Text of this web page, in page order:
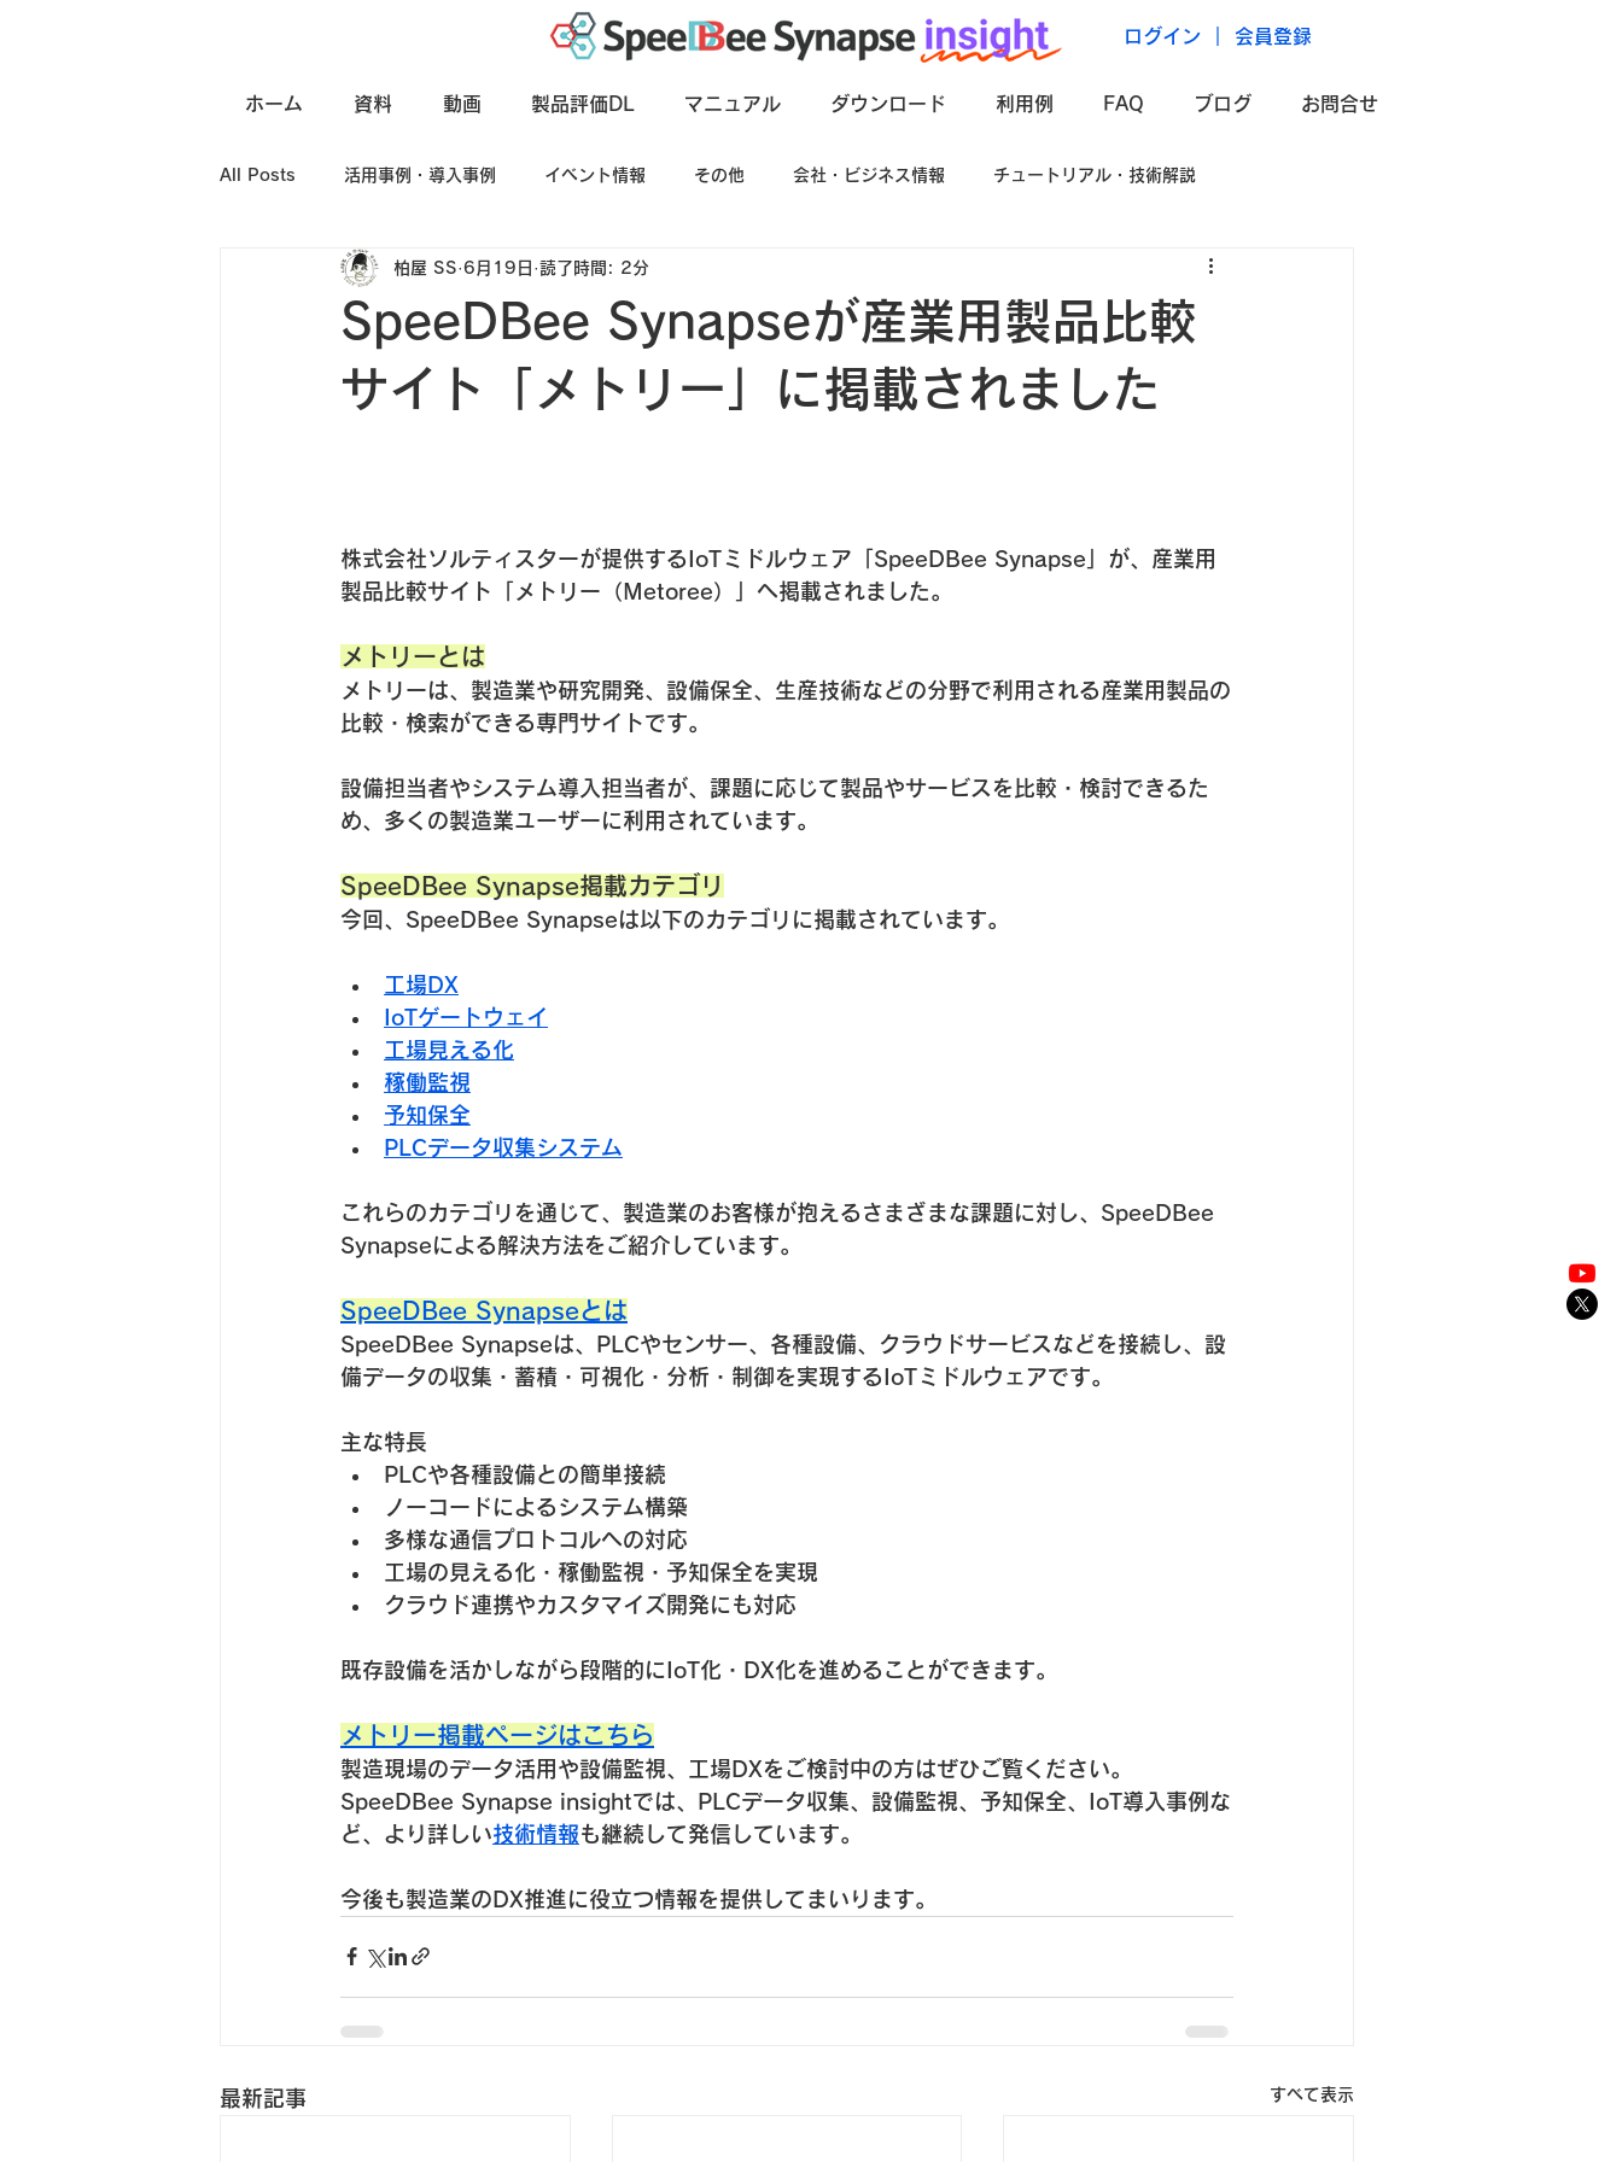
ログイン ｜ 会員登録
All Posts 活用事例・導入事例 イベント情報 その他 会社・ビジネス情報 チュートリアル・技術解説
バージョンアップ情報 リリース情報
SpeeDBee Synapseが産業用製品比較
サイト「メトリー」に掲載されました
柏屋 SS 6月19日 読了時間: 2分
株式会社ソルティスターが提供するIoTミドルウェア「SpeeDBee Synapse」が、産業用
製品比較サイト「メトリー（Metoree）」へ掲載されました。
メトリーとは
メトリーは、製造業や研究開発、設備保全、生産技術などの分野で利用される産業用製品の
比較・検索ができる専門サイトです。
設備担当者やシステム導入担当者が、課題に応じて製品やサービスを比較・検討できるた
め、多くの製造業ユーザーに利用されています。
SpeeDBee Synapse掲載カテゴリ
今回、SpeeDBee Synapseは以下のカテゴリに掲載されています。
工場DX
IoTゲートウェイ
工場見える化
稼働監視
予知保全
PLCデータ収集システム
これらのカテゴリを通じて、製造業のお客様が抱えるさまざまな課題に対し、SpeeDBee
Synapseによる解決方法をご紹介しています。
SpeeDBee Synapseとは
SpeeDBee Synapseは、PLCやセンサー、各種設備、クラウドサービスなどを接続し、設
備データの収集・蓄積・可視化・分析・制御を実現するIoTミドルウェアです。
主な特長
PLCや各種設備との簡単接続
ノーコードによるシステム構築
多様な通信プロトコルへの対応
工場の見える化・稼働監視・予知保全を実現
クラウド連携やカスタマイズ開発にも対応
既存設備を活かしながら段階的にIoT化・DX化を進めることができます。
メトリー掲載ページはこちら
製造現場のデータ活用や設備監視、工場DXをご検討中の方はぜひご覧ください。
SpeeDBee Synapse insightでは、PLCデータ収集、設備監視、予知保全、IoT導入事例な
ど、より詳しい技術情報も継続して発信しています。
今後も製造業のDX推進に役立つ情報を提供してまいります。
最新記事 すべて表示
ホーム 資料 動画 製品評価DL マニュアル ダウンロード 利用例 FAQ ブログ お問合せ